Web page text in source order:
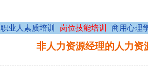
职业人素质培训 岗位技能培训 商用心理
非人力资源经理的人力